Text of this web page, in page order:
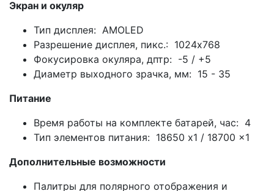
Экран и окуляр
Тип дисплея: AMOLED
Разрешение дисплея, пикс.: 1024x768
Фокусировка окуляра, дптр: -5 / +5
Диаметр выходного зрачка, мм: 15 - 35
Питание
Время работы на комплекте батарей, час: 4
Тип элементов питания: 18650 x1 / 18700 x1
Дополнительные возможности
Палитры для полярного отображения и